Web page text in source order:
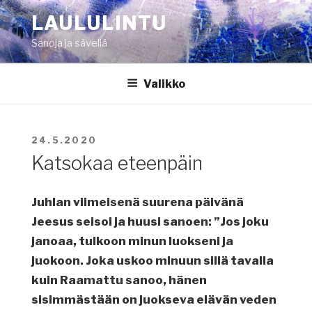
Siirry
sisältöönLAULULINTU
Sanoja ja säveliä
Valikko
JULKAISTU
24.5.2020
Katsokaa eteenpäin
Juhlan viimeisenä suurena päivänä
Jeesus seisoi ja huusi sanoen: ”Jos joku
janoaa, tulkoon minun luokseni ja
juokoon. Joka uskoo minuun sillä tavalla
kuin Raamattu sanoo, hänen
sisimmästään on juokseva elävän veden